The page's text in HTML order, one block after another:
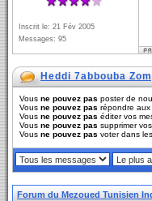
Inscrit le: 21 Fév 2005
Messages: 95
Heddi 7abbouba
Vous ne pouvez pas poster de
Vous ne pouvez pas répondre
Vous ne pouvez pas éditer vos
Vous ne pouvez pas supprimer
Vous ne pouvez pas voter dans
Forum du Mezoued Tunisien